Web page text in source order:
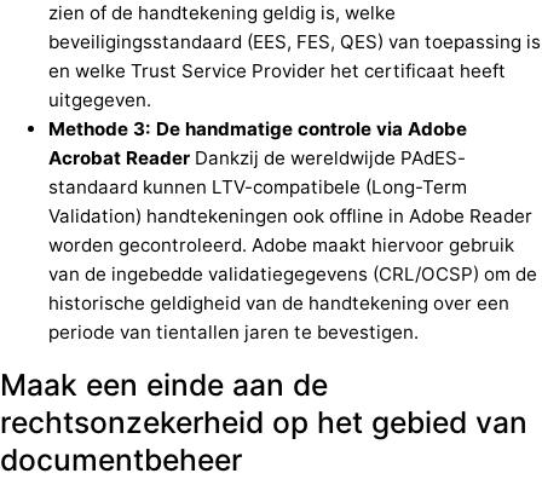
zien of de handtekening geldig is, welke
beveiligingsstandaard (EES, FES, QES) van toepassing is
en welke Trust Service Provider het certificaat heeft
uitgegeven.
Methode 3: De handmatige controle via Adobe
Acrobat Reader Dankzij de wereldwijde PAdES-
standaard kunnen LTV-compatibele (Long-Term
Validation) handtekeningen ook offline in Adobe Reader
worden gecontroleerd. Adobe maakt hiervoor gebruik
van de ingebedde validatiegegevens (CRL/OCSP) om de
historische geldigheid van de handtekening over een
periode van tientallen jaren te bevestigen.
Maak een einde aan de
rechtsonzekerheid op het gebied van
documentbeheer